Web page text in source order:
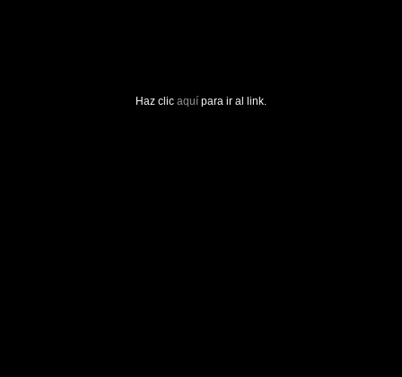
Haz clic aquí para ir al link.